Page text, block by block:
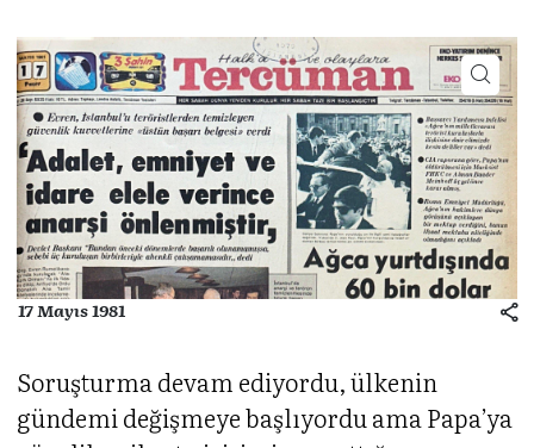
17 Mayıs 1981
Soruşturma devam ediyordu, ülkenin
gündemi değişmeye başlıyordu ama Papa’ya